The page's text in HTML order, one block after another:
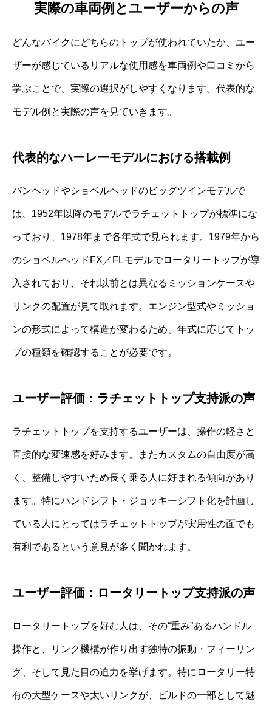
実際の車両例とユーザーからの声
どんなバイクにどちらのトップが使われていたか、ユー
ザーが感じているリアルな使用感を車両例や口コミから
学ぶことで、実際の選択がしやすくなります。代表的な
モデル例と実際の声を見ていきます。
代表的なハーレーモデルにおける搭載例
パンヘッドやショベルヘッドのビッグツインモデルで
は、1952年以降のモデルでラチェットトップが標準にな
っており、1978年まで各年式で見られます。1979年から
のショベルヘッドFX／FLモデルでロータリートップが導
入されており、それ以前とは異なるミッションケースや
リンクの配置が見て取れます。エンジン型式やミッショ
ンの形式によって構造が変わるため、年式に応じてトッ
プの種類を確認することが必要です。
ユーザー評価：ラチェットトップ支持派の声
ラチェットトップを支持するユーザーは、操作の軽さと
直接的な変速感を好みます。またカスタムの自由度が高
く、整備しやすいため長く乗る人に好まれる傾向があり
ます。特にハンドシフト・ジョッキーシフト化を計画し
ている人にとってはラチェットトップが実用性の面でも
有利であるという意見が多く聞かれます。
ユーザー評価：ロータリートップ支持派の声
ロータリートップを好む人は、その“重み”あるハンドル
操作と、リンク機構が作り出す独特の振動・フィーリン
グ、そして見た目の迫力を挙げます。特にロータリー特
有の大型ケースや太いリンクが、ビルドの一部として魅